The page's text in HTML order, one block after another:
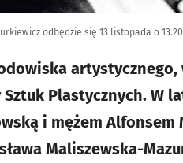
odbędzie się 13 listopada o 13.20
artystycznego,
Plastycznych. W
i mężem
Maliszewska-